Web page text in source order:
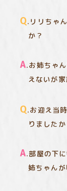
Q.リリちゃ
か？
A.お姉ちゃ
えないが
Q.お迎え当
りましたか
A.部屋の下
姉ちゃんが